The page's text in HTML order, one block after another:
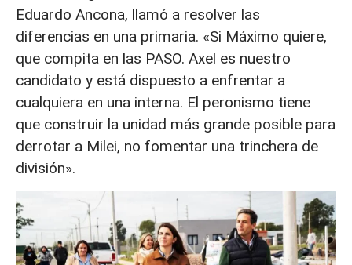
Eduardo Ancona, llamó a resolver las
diferencias en una primaria. «Si Máximo quiere,
que compita en las PASO. Axel es nuestro
candidato y está dispuesto a enfrentar a
cualquiera en una interna. El peronismo tiene
que construir la unidad más grande posible para
derrotar a Milei, no fomentar una trinchera de
división».